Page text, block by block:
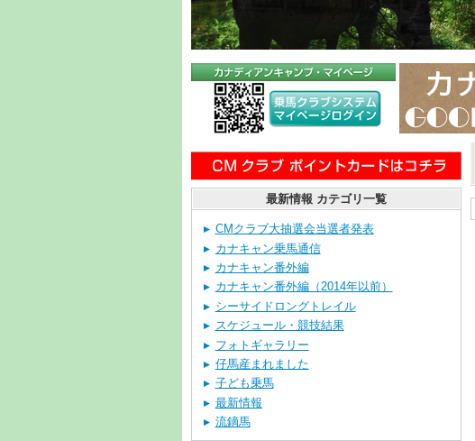
最新情報 カテゴリ一覧
CMクラブ大抽選会当選者発表
カナキャン乗馬通信
カナキャン番外編
カナキャン番外編（2014年以前）
シーサイドロングトレイル
スケジュール・競技結果
フォトギャラリー
仔馬産まれました
子ども乗馬
最新情報
流鏑馬